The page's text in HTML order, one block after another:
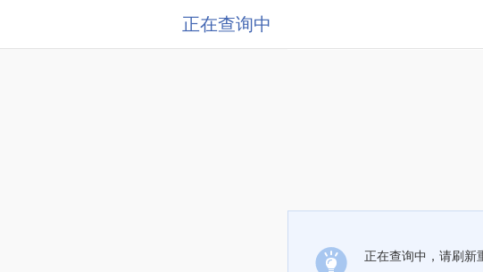
正在查询中
正在查询中，请刷新